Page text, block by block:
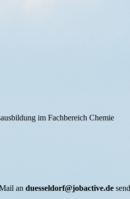
im Fachbereich Chemie
an duesseldorf@jobactive.de